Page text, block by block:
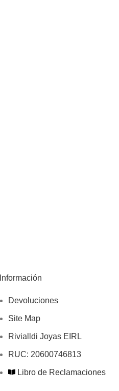
Información
Devoluciones
Site Map
Rivialldi Joyas EIRL
RUC: 20600746813
Libro de Reclamaciones